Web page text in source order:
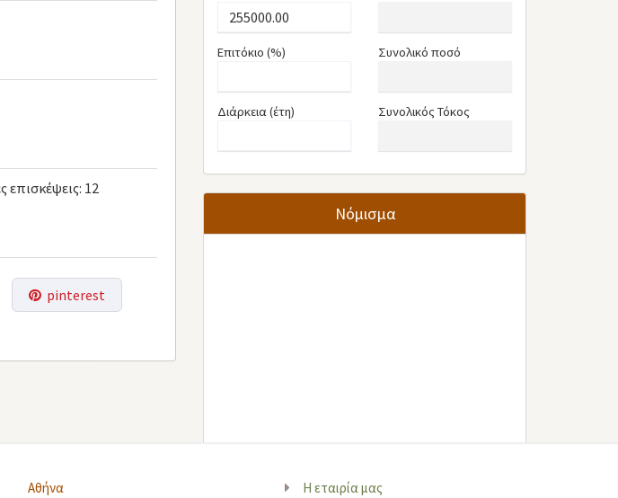
επισκέψεις: 12
pinterest
Επιτόκιο (%)
Διάρκεια (έτη)
Συνολικό ποσό
Συνολικός Τόκος
Νόμισμα
Αθήνα Η εταιρία μας